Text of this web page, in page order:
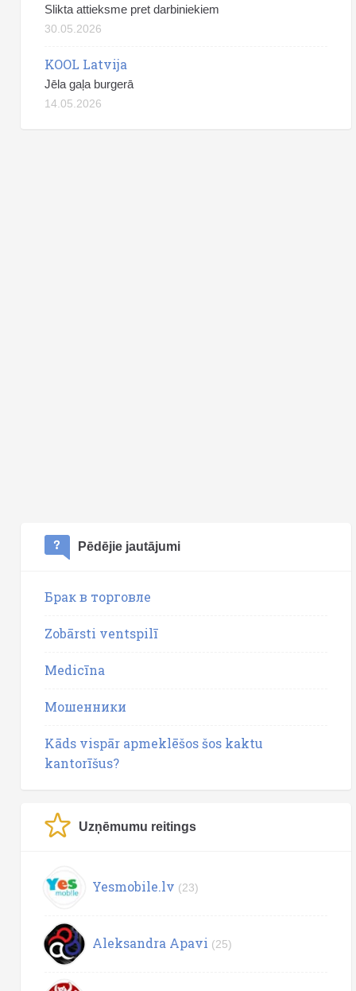
Slikta attieksme pret darbiniekiem
30.05.2026
KOOL Latvija
Jēla gaļa burgerā
14.05.2026
Pēdējie jautājumi
Брак в торговле
Zobārsti ventspilī
Medicīna
Мошенники
Kāds vispār apmeklēšos šos kaktu
kantorīšus?
Uzņēmumu reitings
Yesmobile.lv (23)
Aleksandra Apavi (25)